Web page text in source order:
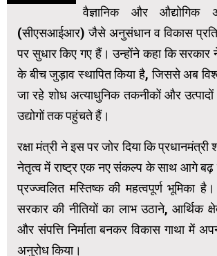
वैज्ञानिक और औद्योगिक
(सीएसआईआर) जैसे अनुसंधान व विकास
पर सुधार किए गए हैं। उन्होंने कहा कि सरकार
के बीच जुड़ाव स्थापित किया है, जिससे अब
जा रहे शोध अत्याधुनिक तकनीकों और
उद्योगों तक पहुंचते हैं।
रक्षा मंत्री ने इस पर जोर दिया कि प्रधानमंत्री
नेतृत्व में राष्ट्र एक नए संकल्प के साथ आगे बढ़
प्रज्‍ज्वलित मस्तिष्क की महत्वपूर्ण भूमिका
सरकार की नीतियों का लाभ उठाने, आर्थिक
और संपत्ति निर्माता बनकर विकास गाथा में
अनुरोध किया।